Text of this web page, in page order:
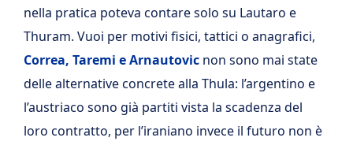
nella pratica poteva contare solo su Lautaro e
Thuram. Vuoi per motivi fisici, tattici o anagrafici,
Correa, Taremi e Arnautovic non sono mai state
delle alternative concrete alla Thula: l’argentino e
l’austriaco sono già partiti vista la scadenza del
loro contratto, per l’iraniano invece il futuro non è